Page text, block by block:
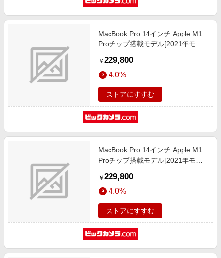
MacBook Pro 14インチ Apple M1
Proチップ搭載モデル[2021年モデ
CPUと14コアGPU ]シルバー
MKGR3J/A
￥ 229,800
4.0%
ストアにすすむ
MacBook Pro 14インチ Apple M1
Proチップ搭載モデル[2021年モデ
CPUと14コアGPU ]スペースグレイ
MKGP3J/A
￥ 229,800
4.0%
ストアにすすむ